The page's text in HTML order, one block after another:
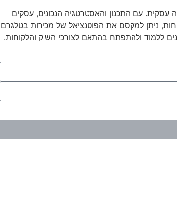
עם התכנון והאסטרטגיה הנכונים, עסקים
ניתן למקסם את הפוטנציאל של מכירות בטלגרם
ללמוד ולהתפתח בהתאם לצורכי השוק והלקוחות.